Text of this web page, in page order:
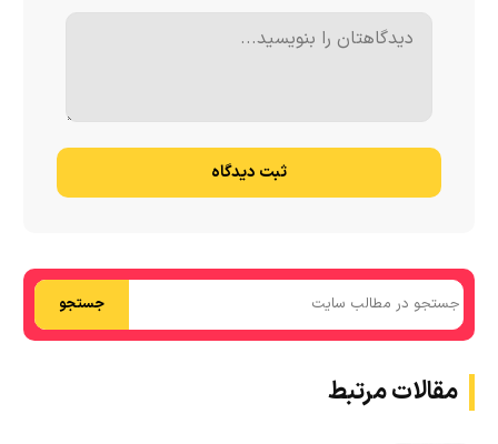
ثبت دیدگاه
جستجو
مقالات مرتبط